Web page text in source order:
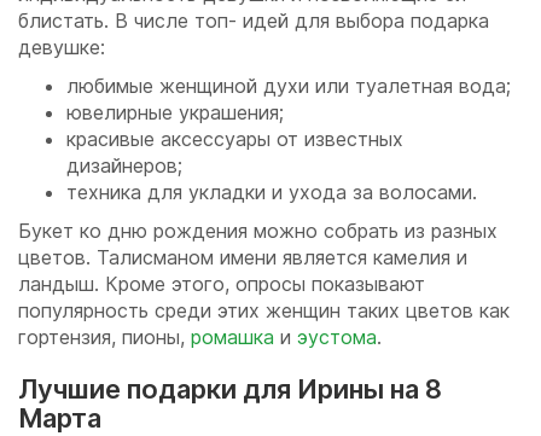
блистать. В числе топ- идей для выбора подарка
девушке:
любимые женщиной духи или туалетная вода;
ювелирные украшения;
красивые аксессуары от известных
дизайнеров;
техника для укладки и ухода за волосами.
Букет ко дню рождения можно собрать из разных
цветов. Талисманом имени является камелия и
ландыш. Кроме этого, опросы показывают
популярность среди этих женщин таких цветов как
гортензия, пионы, ромашка и эустома.
Лучшие подарки для Ирины на 8
Марта